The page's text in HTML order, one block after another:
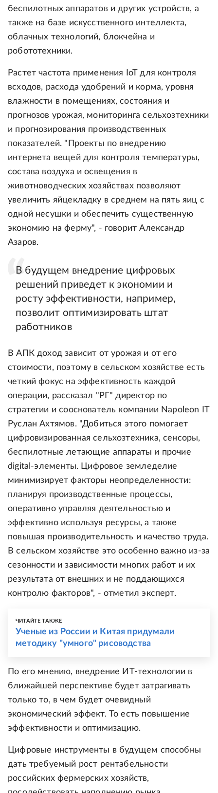
беспилотных аппаратов и других устройств, а
также на базе искусственного интеллекта,
облачных технологий, блокчейна и
робототехники.
Растет частота применения IoT для контроля
всходов, расхода удобрений и корма, уровня
влажности в помещениях, состояния и
прогнозов урожая, мониторинга сельхозтехники
и прогнозирования производственных
показателей. "Проекты по внедрению
интернета вещей для контроля температуры,
состава воздуха и освещения в
животноводческих хозяйствах позволяют
увеличить яйцекладку в среднем на пять яиц с
одной несушки и обеспечить существенную
экономию на ферму", - говорит Александр
Азаров.
В будущем внедрение цифровых
решений приведет к экономии и
росту эффективности, например,
позволит оптимизировать штат
работников
В АПК доход зависит от урожая и от его
стоимости, поэтому в сельском хозяйстве есть
четкий фокус на эффективность каждой
операции, рассказал "РГ" директор по
стратегии и сооснователь компании Napoleon IT
Руслан Ахтямов. "Добиться этого помогает
цифровизированная сельхозтехника, сенсоры,
беспилотные летающие аппараты и прочие
digital-элементы. Цифровое земледелие
минимизирует факторы неопределенности:
планируя производственные процессы,
оперативно управляя деятельностью и
эффективно используя ресурсы, а также
повышая производительность и качество труда.
В сельском хозяйстве это особенно важно из-за
сезонности и зависимости многих работ и их
результата от внешних и не поддающихся
контролю факторов", - отметил эксперт.
ЧИТАЙТЕ ТАКЖЕ
Ученые из России и Китая придумали
методику "умного" рисоводства
По его мнению, внедрение ИТ-технологии в
ближайшей перспективе будет затрагивать
только то, в чем будет очевидный
экономический эффект. То есть повышение
эффективности и оптимизацию.
Цифровые инструменты в будущем способны
дать требуемый рост рентабельности
российских фермерских хозяйств,